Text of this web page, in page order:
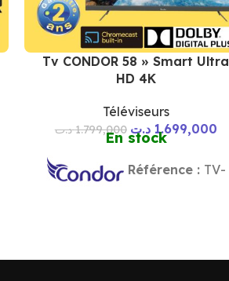
Tv CONDOR 58 » Smart Ultra
HD 4K
Téléviseurs
1.799,000 د.ت 1.699,000 د.ت
En stock
Référence : TV-